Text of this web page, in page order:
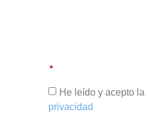
He leído y acepto la
privacidad